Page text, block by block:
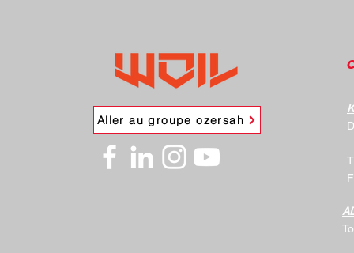
Aller au groupe ozersah